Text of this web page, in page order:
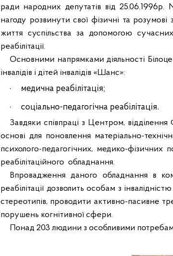
ради народних депутатів від
нагоду розвинути свої фізичні та розумові
життя суспільства за допомогою
реабілітації.
Основними напрямками діяльності
інвалідів і дітей інвалідів «Шанс»:
·
медична реабілітація;
·
соціально-педагогічна реабілітація.
Завдяки співпраці з Центром,
основі для поновлення матеріально-
психолого-педагогічних, медико-
реабілітаційного обладнання.
Впровадження даного обладнання в
реабілітації дозволить особам з
стереотипів, проводити активно-пасивне
порушень когнітивної сфери.
Понад 203 людини з особливими